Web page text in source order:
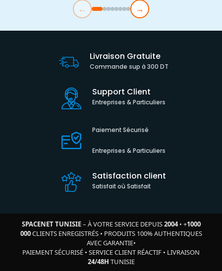
← →
Livraison Gratuite
Commande sup à 300 DT
Support Client
Entreprises & Particuliers
Paiement Sécurisé
Entreprises & Particuliers
Satisfaction client
Satisfait où Satisfait
SPACENET TUNISIE– À VOTRE SERVICE DEPUIS2004• +1000
000CLIENTS ENREGISTRÉS• PRODUITS 100% AUTHENTIQUES
AVEC GARANTIE•
PAIEMENT SÉCURISÉ • SERVICE CLIENT RÉACTIF • LIVRAISON
24/48H TUNISIE